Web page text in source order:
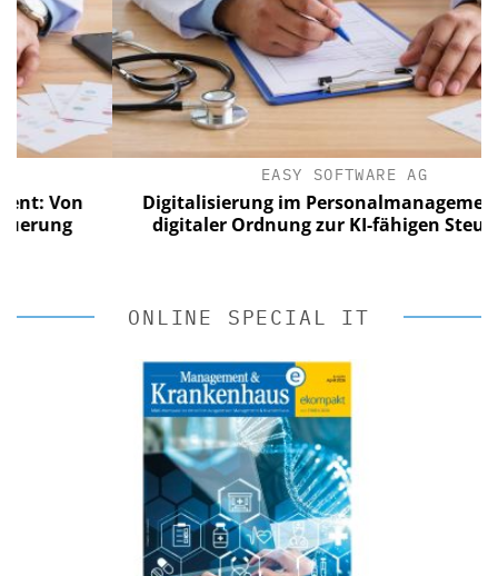
EASY SOFTWARE AG
Digitalisierung im Personalmanagement:
digitaler Ordnung zur KI-fähigen Steuerung
ONLINE SPECIAL IT